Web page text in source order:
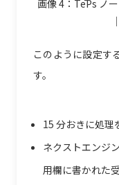
画像 4：TēPs ノ
このように設定す
す。
15 分おきに処理
ネクストエンジ
用欄に書かれた